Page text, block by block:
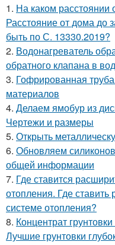
1. На каком расстоянии
Расстояние от дома до
быть по С. 13330.2019?
2. Водонагреватель
обратного клапана в
3. Гофрированная
материалов
4. Делаем ямобур из
Чертежи и размеры
5. Открыть
6. Обновляем
общей информации
7. Где ставится
отопления. Где
системе отопления?
8. Концентрат
Лучшие грунтовки